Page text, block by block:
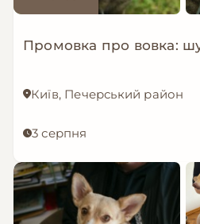
Київ, Печерський район
3 серпня